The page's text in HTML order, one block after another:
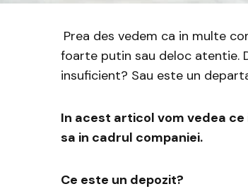
Prea des vedem ca in multe
foarte putin sau deloc atentie.
insuficient? Sau este un
In acest articol vom vedea
sa in cadrul companiei.
Ce este un depozit?